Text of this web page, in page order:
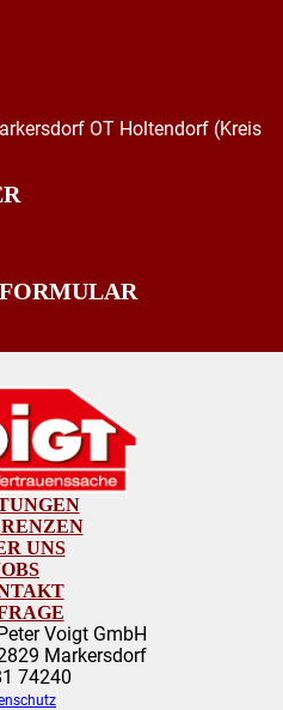
OT Holtendorf (Kreis
UNS
Voigt GmbH
Markersdorf
74240